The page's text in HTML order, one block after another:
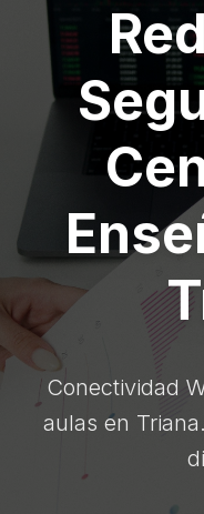
Conectividad
aulas en